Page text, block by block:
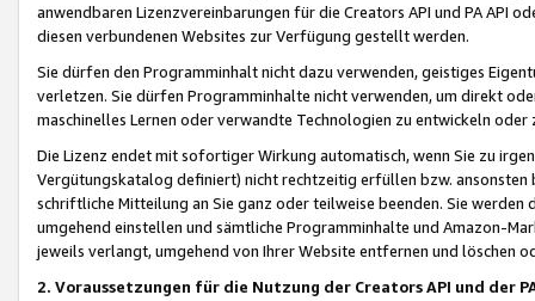
anwendbaren Lizenzvereinbarungen für die Creators API und PA API
diesen verbundenen Websites zur Verfügung gestellt werden.
Sie dürfen den Programminhalt nicht dazu verwenden, geistiges
verletzen. Sie dürfen Programminhalte nicht verwenden, um direkt
maschinelles Lernen oder verwandte Technologien zu entwickeln
Die Lizenz endet mit sofortiger Wirkung automatisch, wenn Sie zu
Vergütungskatalog definiert) nicht rechtzeitig erfüllen bzw. ansonsten
schriftliche Mitteilung an Sie ganz oder teilweise beenden. Sie werden
umgehend einstellen und sämtliche Programminhalte und Amazon-
jeweils verlangt, umgehend von Ihrer Website entfernen und löschen
2. Voraussetzungen für die Nutzung der Creators API und der